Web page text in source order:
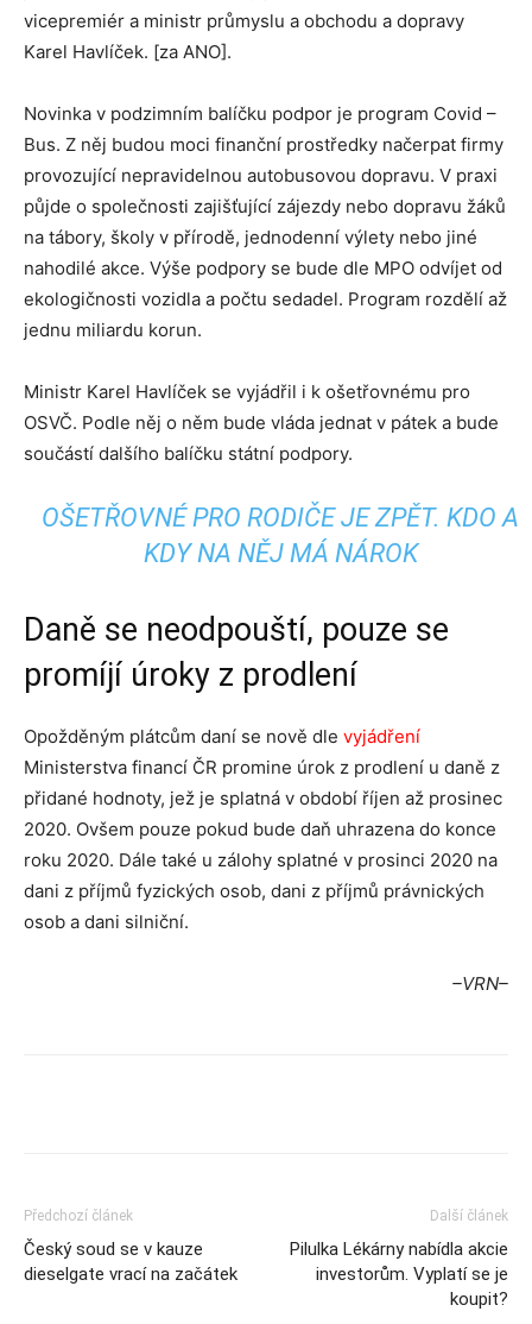
vicepremiér a ministr průmyslu a obchodu a dopravy
Karel Havlíček. [za ANO].
Novinka v podzimním balíčku podpor je program Covid –
Bus. Z něj budou moci finanční prostředky načerpat firmy
provozující nepravidelnou autobusovou dopravu. V praxi
půjde o společnosti zajišťující zájezdy nebo dopravu žáků
na tábory, školy v přírodě, jednodenní výlety nebo jiné
nahodilé akce. Výše podpory se bude dle MPO odvíjet od
ekologičnosti vozidla a počtu sedadel. Program rozdělí až
jednu miliardu korun.
Ministr Karel Havlíček se vyjádřil i k ošetřovnému pro
OSVČ. Podle něj o něm bude vláda jednat v pátek a bude
součástí dalšího balíčku státní podpory.
OŠETŘOVNÉ PRO RODIČE JE ZPĚT. KDO A
KDY NA NĚJ MÁ NÁROK
Daně se neodpouští, pouze se
promíjí úroky z prodlení
Opožděným plátcům daní se nově dle vyjádření
Ministerstva financí ČR promine úrok z prodlení u daně z
přidané hodnoty, jež je splatná v období říjen až prosinec
2020. Ovšem pouze pokud bude daň uhrazena do konce
roku 2020. Dále také u zálohy splatné v prosinci 2020 na
dani z příjmů fyzických osob, dani z příjmů právnických
osob a dani silniční.
–VRN–
Předchozí článek
Český soud se v kauze
dieselgate vrací na začátek
Další článek
Pilulka Lékárny nabídla akcie
investorům. Vyplatí se je
koupit?